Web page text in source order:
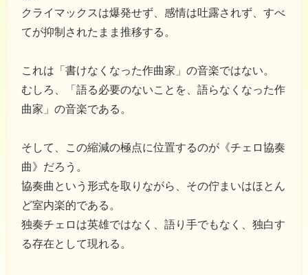
クライマックスは爆発せず、感情は吐露されず、すべ
てが抑制されたまま推移する。
これは「書けなくなった作曲家」の音楽ではない。
むしろ、「語る必要のないことを、語らなくなった作
曲家」の音楽である。
そして、この縮減の極点に位置するのが《チェロ協奏
曲》だろう。
協奏曲という形式を取りながら、その佇まいはほとん
ど室内楽的である。
独奏チェロは英雄ではなく、語り手でもなく、独白す
る存在として現れる。